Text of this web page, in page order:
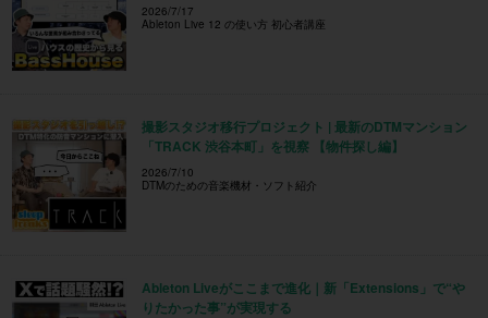
2026/7/17
Ableton Live 12 の使い方 初心者講座
撮影スタジオ移行プロジェクト | 最新のDTMマンション
「TRACK 渋谷本町」を視察 【物件探し編】
2026/7/10
DTMのための音楽機材・ソフト紹介
Ableton Liveがここまで進化｜新「Extensions」で“や
りたかった事”が実現する